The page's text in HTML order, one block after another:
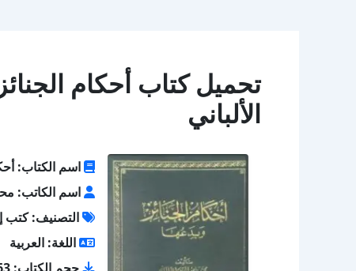
الألباني
اسم الكتاب:
اسم الكاتب:
التصنيف: كتب
اللغة: العربية